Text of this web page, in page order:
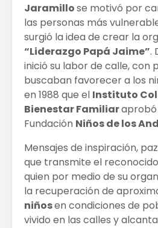
Jaramillose motivó por
las personas más
surgió la idea de crear la
“Liderazgo Papá Jaime”.
inició su labor de calle, con
buscaban favorecer a los
en 1988 que el Instituto
Bienestar Familiar
Fundación Niños de los
Mensajes de inspiración,
que transmite el reconocido
quien por medio de su
la recuperación de
niñosen condiciones de
vivido en las calles y